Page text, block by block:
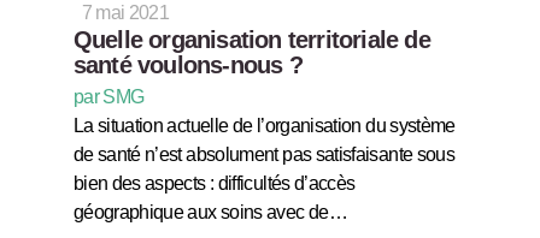
7 mai 2021
Quelle organisation territoriale de
santé voulons-nous ?
par SMG
La situation actuelle de l’organisation du système
de santé n’est absolument pas satisfaisante sous
bien des aspects : difficultés d’accès
géographique aux soins avec de…